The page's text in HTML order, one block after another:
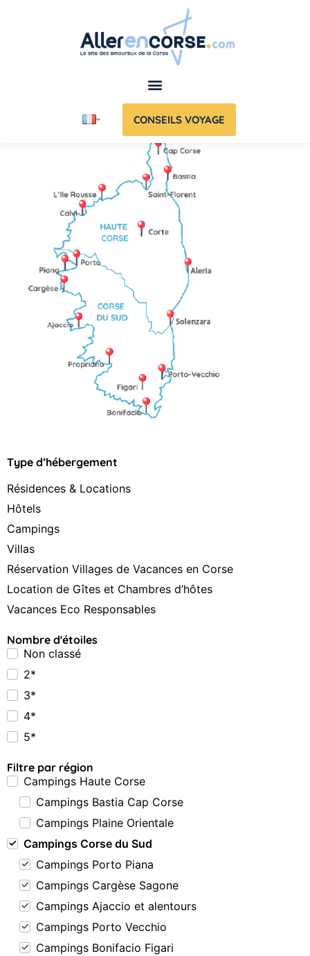
CONSEILS VOYAGE
Type d’hébergement
Résidences & Locations
Hôtels
Campings
Villas
Réservation Villages de Vacances en Corse
Location de Gîtes et Chambres d’hôtes
Vacances Eco Responsables
Nombre d'étoiles
Non classé
2*
3*
4*
5*
Filtre par région
Campings Haute Corse
Campings Bastia Cap Corse
Campings Plaine Orientale
Campings Corse du Sud
Campings Porto Piana
Campings Cargèse Sagone
Campings Ajaccio et alentours
Campings Porto Vecchio
Campings Bonifacio Figari